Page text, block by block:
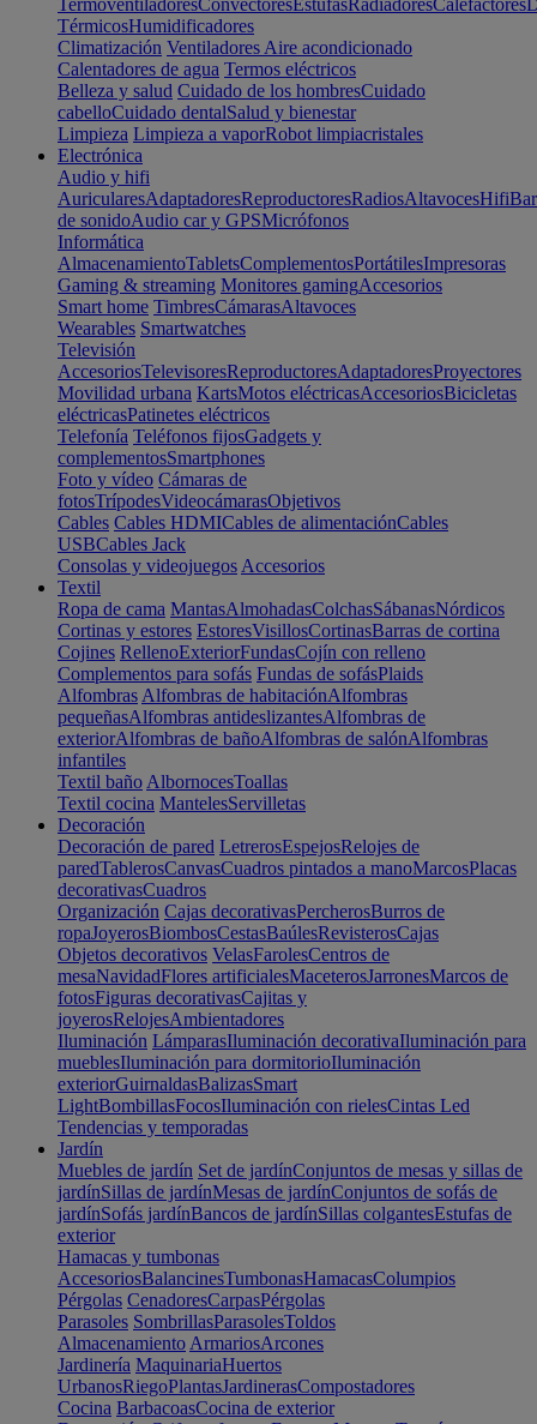
TermoventiladoresConvectoresEstufasRadiadoresCalefactores
TérmicosHumidificadores
Climatización Ventiladores Aire acondicionado
Calentadores de agua Termos eléctricos
Belleza y salud Cuidado de los hombresCuidado
cabelloCuidado dentalSalud y bienestar
Limpieza Limpieza a vaporRobot limpiacristales
Electrónica
Audio y hifi
AuricularesAdaptadoresReproductoresRadiosAltavocesHifi
de sonidoAudio car y GPSMicrófonos
Informática
AlmacenamientoTabletsComplementosPortátilesImpresoras
Gaming & streaming Monitores gamingAccesorios
Smart home TimbresCámarasAltavoces
Wearables Smartwatches
Televisión
AccesoriosTelevisoresReproductoresAdaptadoresProyectores
Movilidad urbana KartsMotos eléctricasAccesoriosBicicletas
eléctricasPatinetes eléctricos
Telefonía Teléfonos fijosGadgets y
complementosSmartphones
Foto y vídeo Cámaras de
fotosTrípodesVideocámarasObjetivos
Cables Cables HDMICables de alimentaciónCables
USBCables Jack
Consolas y videojuegos Accesorios
Textil
Ropa de cama MantasAlmohadasColchasSábanasNórdicos
Cortinas y estores EstoresVisillosCortinasBarras de cortina
Cojines RellenoExteriorFundasCojín con relleno
Complementos para sofás Fundas de sofásPlaids
Alfombras Alfombras de habitaciónAlfombras
pequeñasAlfombras antideslizantesAlfombras de
exteriorAlfombras de bañoAlfombras de salónAlfombras
infantiles
Textil baño AlbornocesToallas
Textil cocina MantelesServilletas
Decoración
Decoración de pared LetrerosEspejosRelojes de
paredTablerosCanvasCuadros pintados a manoMarcosPlacas
decorativasCuadros
Organización Cajas decorativasPercherosBurros de
ropaJoyerosBiombosCestasBaúlesRevisterosCajas
Objetos decorativos VelasFarolesCentros de
mesaNavidadFlores artificialesMaceterosJarronesMarcos de
fotosFiguras decorativasCajitas y
joyerosRelojesAmbientadores
Iluminación LámparasIluminación decorativaIluminación para
mueblesIluminación para dormitorioIluminación
exteriorGuirnaldasBalizasSmart
LightBombillasFocosIluminación con rielesCintas Led
Tendencias y temporadas
Jardín
Muebles de jardín Set de jardínConjuntos de mesas y sillas de
jardínSillas de jardínMesas de jardínConjuntos de sofás de
jardínSofás jardínBancos de jardínSillas colgantesEstufas de
exterior
Hamacas y tumbonas
AccesoriosBalancinesTumbonasHamacasColumpios
Pérgolas CenadoresCarpasPérgolas
Parasoles SombrillasParasolesToldos
Almacenamiento ArmariosArcones
Jardinería MaquinariaHuertos
UrbanosRiegoPlantasJardinerasCompostadores
Cocina BarbacoasCocina de exterior